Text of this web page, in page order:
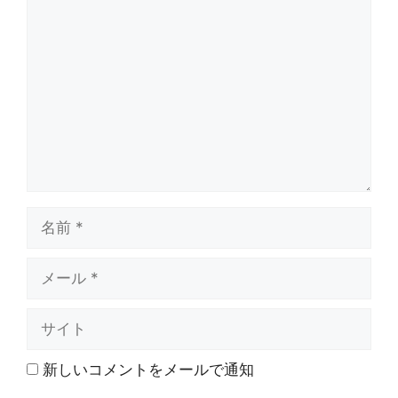
ト 新しいコメントをメールで通知